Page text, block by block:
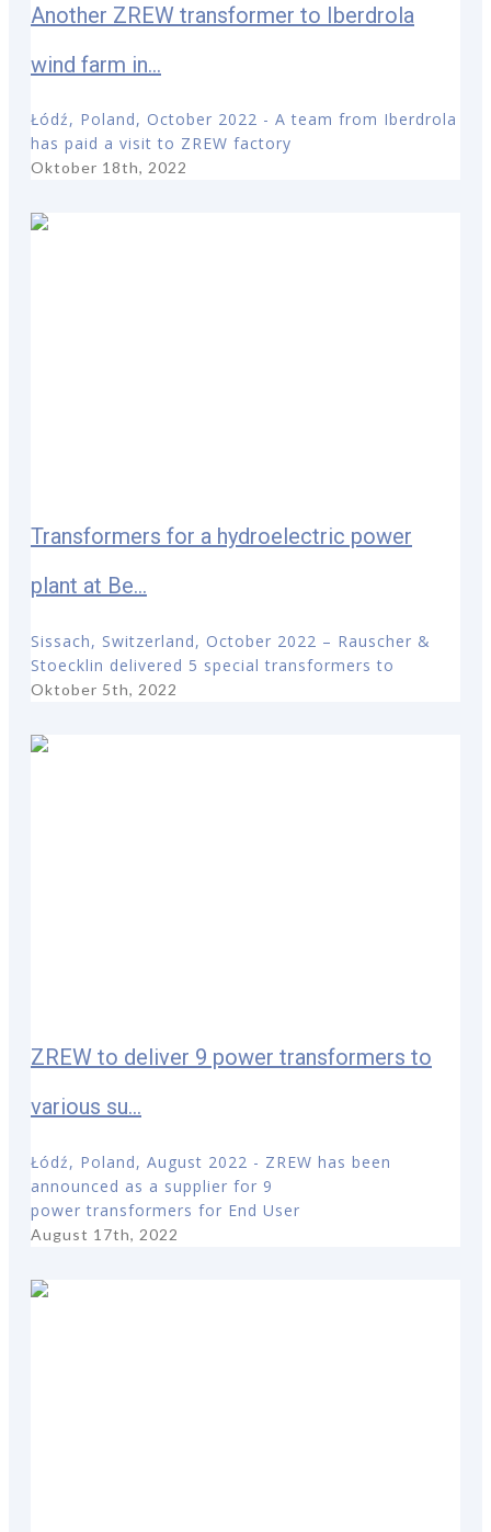
Another ZREW transformer to Iberdrola
wind farm in...
Łódź, Poland, October 2022 - A team from Iberdrola
has paid a visit to ZREW factory
Oktober 18th, 2022
Transformers for a hydroelectric power
plant at Be...
Sissach, Switzerland, October 2022 – Rauscher &
Stoecklin delivered 5 special transformers to
Oktober 5th, 2022
ZREW to deliver 9 power transformers to
various su...
Łódź, Poland, August 2022 - ZREW has been
announced as a supplier for 9
power transformers for End User
August 17th, 2022